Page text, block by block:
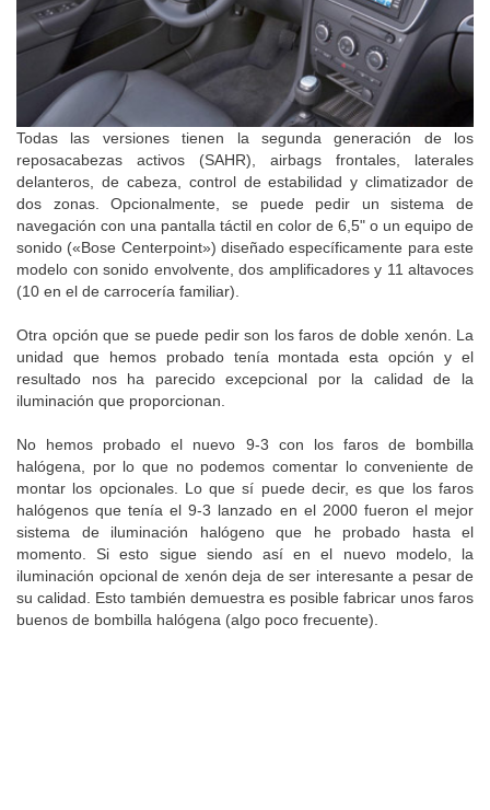
Todas las versiones tienen la segunda generación de los
reposacabezas activos (SAHR), airbags frontales, laterales
delanteros, de cabeza, control de estabilidad y climatizador de
dos zonas. Opcionalmente, se puede pedir un sistema de
navegación con una pantalla táctil en color de 6,5" o un equipo de
sonido («Bose Centerpoint») diseñado específicamente para este
modelo con sonido envolvente, dos amplificadores y 11 altavoces
(10 en el de carrocería familiar).
Otra opción que se puede pedir son los faros de doble xenón. La
unidad que hemos probado tenía montada esta opción y el
resultado nos ha parecido excepcional por la calidad de la
iluminación que proporcionan.
No hemos probado el nuevo 9-3 con los faros de bombilla
halógena, por lo que no podemos comentar lo conveniente de
montar los opcionales. Lo que sí puede decir, es que los faros
halógenos que tenía el 9-3 lanzado en el 2000 fueron el mejor
sistema de iluminación halógeno que he probado hasta el
momento. Si esto sigue siendo así en el nuevo modelo, la
iluminación opcional de xenón deja de ser interesante a pesar de
su calidad. Esto también demuestra es posible fabricar unos faros
buenos de bombilla halógena (algo poco frecuente).